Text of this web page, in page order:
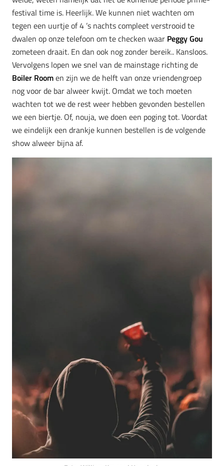
festival time is. Heerlijk. We kunnen niet wachten om
tegen een uurtje of 4 ’s nachts compleet verstrooid te
dwalen op onze telefoon om te checken waar Peggy Gou
zometeen draait. En dan ook nog zonder bereik.. Kansloos.
Vervolgens lopen we snel van de mainstage richting de
Boiler Roomen zijn we de helft van onze vriendengroep
nog voor de bar alweer kwijt. Omdat we toch moeten
wachten tot we de rest weer hebben gevonden bestellen
we een biertje. Of, nouja, we doen een poging tot. Voordat
we eindelijk een drankje kunnen bestellen is de volgende
show alweer bijna af.